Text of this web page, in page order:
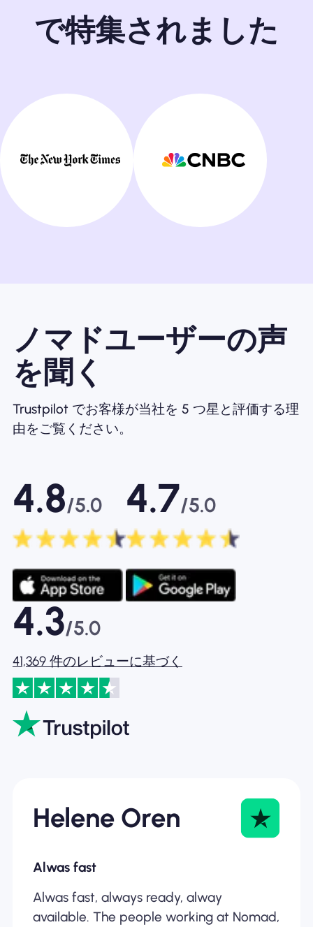
で特集されました
ノマドユーザーの声
を聞く
Trustpilot でお客様が当社を 5 つ星と評価する理
由をご覧ください。
4.8/5.0 4.7/5.0
4.3/5.0
41,369 件のレビューに基づく
Helene Oren
Alwas fast
Alwas fast, always ready, alway
available. The people working at Nomad,